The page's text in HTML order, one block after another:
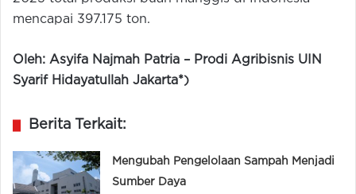
mencapai 397.175 ton.
Oleh: Asyifa Najmah Patria – Prodi Agribisnis UIN
Syarif Hidayatullah Jakarta*)
Berita Terkait:
Mengubah Pengelolaan Sampah Menjadi
Sumber Daya